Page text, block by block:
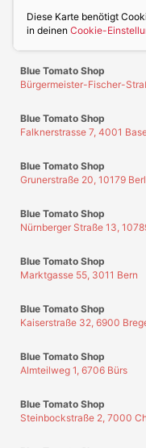
Diese Karte benötigt
in deinen Cookie-
Blue Tomato Shop
Bürgermeister-Fischer-
Blue Tomato Shop
Falknerstrasse 7, 4001
Blue Tomato Shop
Grunerstraße 20, 10179
Blue Tomato Shop
Nürnberger Straße 13,
Blue Tomato Shop
Marktgasse 55, 3011 Bern
Blue Tomato Shop
Kaiserstraße 32, 6900
Blue Tomato Shop
Almteilweg 1, 6706 Bürs
Blue Tomato Shop
Steinbockstraße 2, 7000